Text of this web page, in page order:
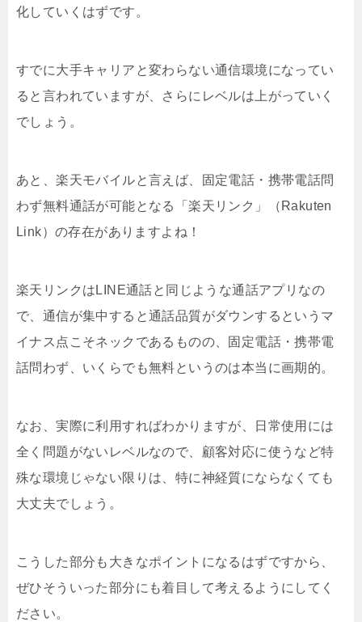
化していくはずです。
すでに大手キャリアと変わらない通信環境になってい
ると言われていますが、さらにレベルは上がっていく
でしょう。
あと、楽天モバイルと言えば、固定電話・携帯電話問
わず無料通話が可能となる「楽天リンク」（Rakuten
Link）の存在がありますよね！
楽天リンクはLINE通話と同じような通話アプリなの
で、通信が集中すると通話品質がダウンするというマ
イナス点こそネックであるものの、固定電話・携帯電
話問わず、いくらでも無料というのは本当に画期的。
なお、実際に利用すればわかりますが、日常使用には
全く問題がないレベルなので、顧客対応に使うなど特
殊な環境じゃない限りは、特に神経質にならなくても
大丈夫でしょう。
こうした部分も大きなポイントになるはずですから、
ぜひそういった部分にも着目して考えるようにしてく
ださい。